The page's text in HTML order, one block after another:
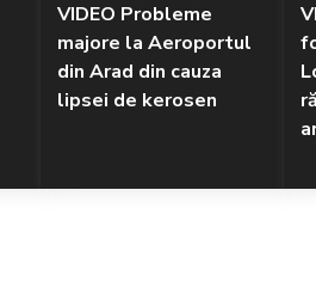
VIDEO Probleme
majore la Aeroportul
din Arad din cauza
lipsei de kerosen